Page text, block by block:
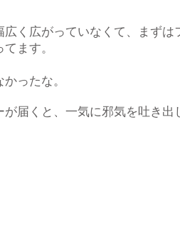
く広がっていなくて、まずは
ます。
ったな。
届くと、一気に邪気を吐き出